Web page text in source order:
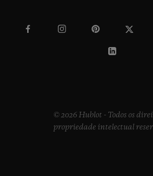
© 2026 Hublot - Todos os
propriedade intelectual